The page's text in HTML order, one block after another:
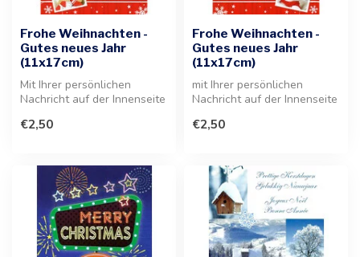
Frohe Weihnachten -
Gutes neues Jahr
(11x17cm)
Mit Ihrer persönlichen
Nachricht auf der Innenseite
Grußkart...
€2,50
Frohe Weihnachten -
Gutes neues Jahr
(11x17cm)
mit Ihrer persönlichen
Nachricht auf der Innenseite
€2,50